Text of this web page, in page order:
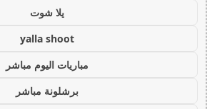
يلا شوت
yalla shoot
مباريات اليوم مباشر
برشلونة مباشر